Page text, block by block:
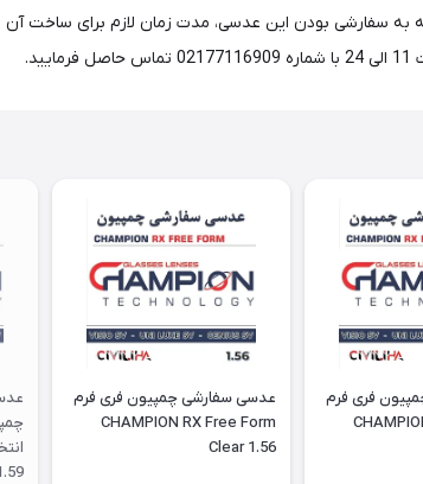
به سفارشی بودن این عدسی، مدت زمان لازم برای
فری فرم
عدسی سفارشی چمپیون فری فرم
CHAMPION RX Free Form
Clear 1.56